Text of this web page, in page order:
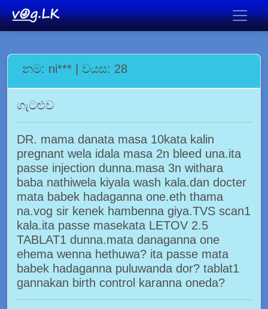
නම: ni*** | වයස: 28
ගැටළුව
DR. mama danata masa 10kata kalin
pregnant wela idala masa 2n bleed una.ita
passe injection dunna.masa 3n withara
baba nathiwela kiyala wash kala.dan docter
mata babek hadaganna one.eth thama
na.vog sir kenek hambenna giya.TVS scan1
kala.ita passe masekata LETOV 2.5
TABLAT1 dunna.mata danaganna one
ehema wenna hethuwa? ita passe mata
babek hadaganna puluwanda dor? tablat1
gannakan birth control karanna oneda?